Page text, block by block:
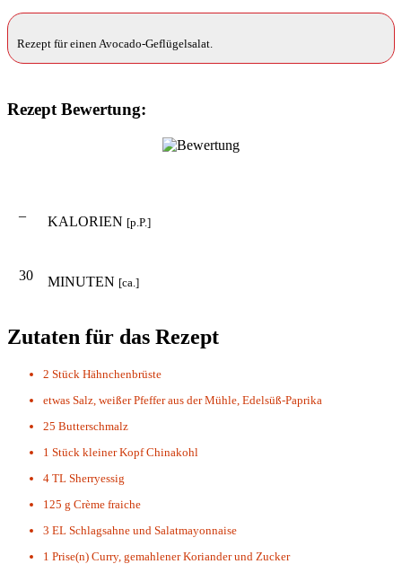
Rezept für einen Avocado-Geflügelsalat.
Rezept Bewertung:
– KALORIEN [p.P.]
30 MINUTEN [ca.]
Zutaten für das Rezept
2 Stück Hähnchenbrüste
etwas Salz, weißer Pfeffer aus der Mühle, Edelsüß-Paprika
25 Butterschmalz
1 Stück kleiner Kopf Chinakohl
4 TL Sherryessig
125 g Crème fraiche
3 EL Schlagsahne und Salatmayonnaise
1 Prise(n) Curry, gemahlener Koriander und Zucker